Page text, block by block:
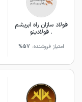
فولاد سازان راه ابریشم
. فولادینو
امتیاز فروشنده: 57%